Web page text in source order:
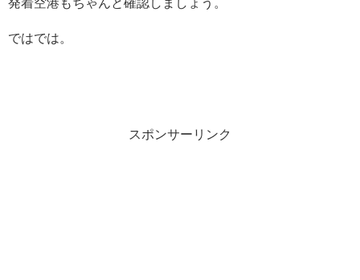
発着空港もちゃんと確認しましょう。
ではでは。
スポンサーリンク